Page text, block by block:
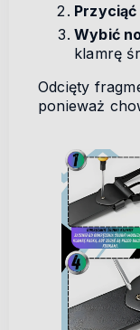
Wybić
klamrę
Odcięty
ponieważ